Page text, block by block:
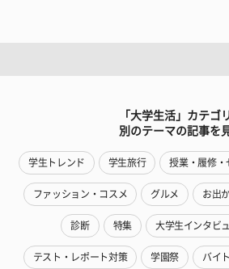
「大学生活」カテゴ
別のテーマの記事を
学生トレンド 学生旅行 授業・履修・
ファッション・コスメ グルメ お出
診断 特集 大学生インタビ
テスト・レポート対策 学園祭 バイ